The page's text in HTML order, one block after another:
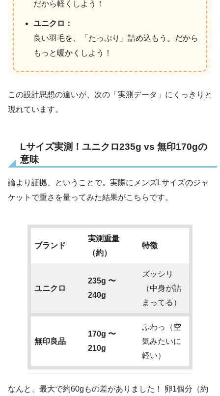
だから軽くしよう！
ユニクロ：
良い羽毛を、「たっぷり」詰め込もう。だから
もっと暖かくしよう！
この設計思想の違いが、次の「実測データ」にくっきりと
現れています。
Lサイズ実測！ユニクロ235g vs 無印170gの
意味
論より証拠、ということで。実際にメンズLサイズのジャ
ケットで重さを量ってみた結果がこちらです。
ブランド
実測重量
（約）
特徴
ユニクロ
235g 〜
240g
ズッシリ
（中身が詰
まってる）
無印良品
170g 〜
210g
ふわっ（空
気みたいに
軽い）
なんと、最大で約60gもの差がありました！ 卵1個分（約